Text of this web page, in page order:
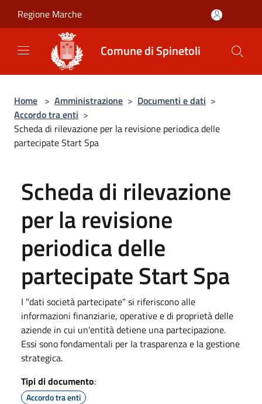
Regione Marche
Comune di Spinetoli
Home > Amministrazione > Documenti e dati >
Accordo tra enti >
Scheda di rilevazione per la revisione periodica delle
partecipate Start Spa
Scheda di rilevazione
per la revisione
periodica delle
partecipate Start Spa
I "dati società partecipate" si riferiscono alle
informazioni finanziarie, operative e di proprietà delle
aziende in cui un'entità detiene una partecipazione.
Essi sono fondamentali per la trasparenza e la gestione
strategica.
Tipi di documento:
Accordo tra enti